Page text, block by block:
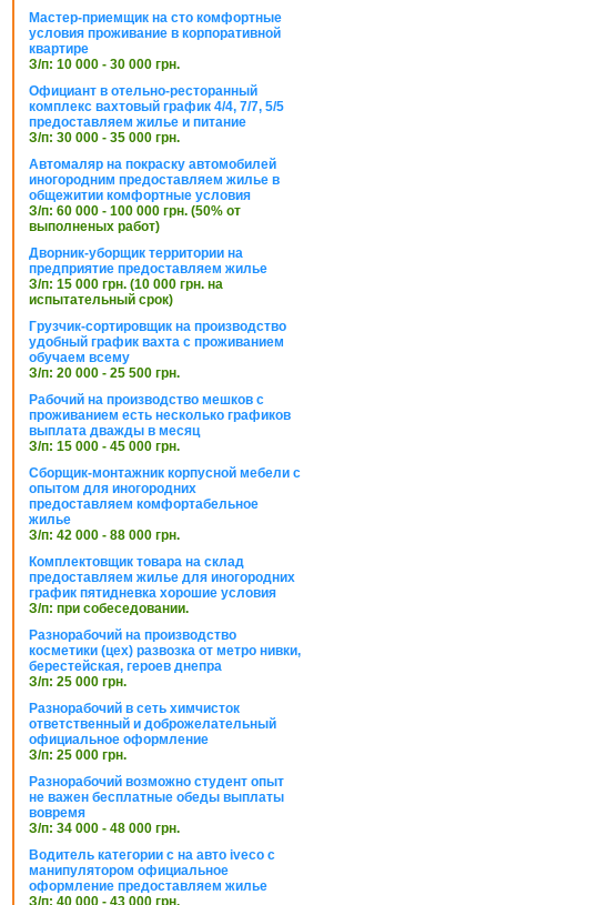
Мастер-приемщик на сто комфортные
условия проживание в корпоративной
квартире
З/п: 10 000 - 30 000 грн.
Официант в отельно-ресторанный
комплекс вахтовый график 4/4, 7/7, 5/5
предоставляем жилье и питание
З/п: 30 000 - 35 000 грн.
Автомаляр на покраску автомобилей
иногородним предоставляем жилье в
общежитии комфортные условия
З/п: 60 000 - 100 000 грн. (50% от
выполненых работ)
Дворник-уборщик территории на
предприятие предоставляем жилье
З/п: 15 000 грн. (10 000 грн. на
испытательный срок)
Грузчик-сортировщик на производство
удобный график вахта с проживанием
обучаем всему
З/п: 20 000 - 25 500 грн.
Рабочий на производство мешков с
проживанием есть несколько графиков
выплата дважды в месяц
З/п: 15 000 - 45 000 грн.
Сборщик-монтажник корпусной мебели с
опытом для иногородних
предоставляем комфортабельное
жилье
З/п: 42 000 - 88 000 грн.
Комплектовщик товара на склад
предоставляем жилье для иногородних
график пятидневка хорошие условия
З/п: при собеседовании.
Разнорабочий на производство
косметики (цех) развозка от метро нивки,
берестейская, героев днепра
З/п: 25 000 грн.
Разнорабочий в сеть химчисток
ответственный и доброжелательный
официальное оформление
З/п: 25 000 грн.
Разнорабочий возможно студент опыт
не важен бесплатные обеды выплаты
вовремя
З/п: 34 000 - 48 000 грн.
Водитель категории с на авто iveco с
манипулятором официальное
оформление предоставляем жилье
З/п: 40 000 - 43 000 грн.